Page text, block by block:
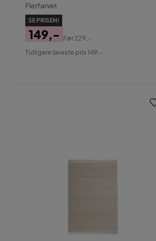
Flerfarvet
SE PRISEN!
Pris
149,-
Original
Før229,-
Tidligere laveste pris 149,-